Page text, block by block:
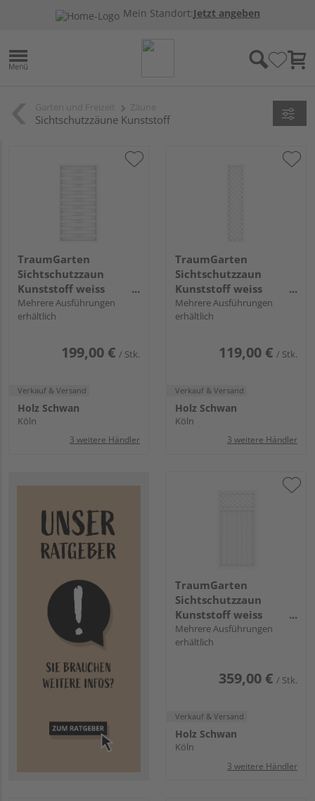
Mein Standort:Jetzt angeben
Sichtschutzzäune Kunststoff
TraumGarten
Sichtschutzzaun
Kunststoff weiss
"LONGLIFE ROMO"
Mehrere Ausführungen
erhältlich
199,00 € / Stk.
Verkauf & Versand
Holz Schwan
Köln
3 weitere Händler
TraumGarten
Sichtschutzzaun
Kunststoff weiss
"LONGLIFE"
Mehrere Ausführungen
erhältlich
119,00 € / Stk.
Verkauf & Versand
Holz Schwan
Köln
3 weitere Händler
TraumGarten
Sichtschutzzaun
Kunststoff weiss
"LONGLIFE RIVA"
Mehrere Ausführungen
erhältlich
359,00 € / Stk.
Verkauf & Versand
Holz Schwan
Köln
3 weitere Händler